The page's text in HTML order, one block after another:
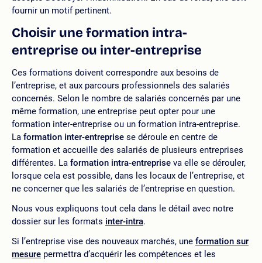
fournir un motif pertinent.
Choisir une formation intra-
entreprise ou inter-entreprise
Ces formations doivent correspondre aux besoins de
l’entreprise, et aux parcours professionnels des salariés
concernés. Selon le nombre de salariés concernés par une
même formation, une entreprise peut opter pour une
formation inter-entreprise ou un formation intra-entreprise.
La formation inter-entreprise se déroule en centre de
formation et accueille des salariés de plusieurs entreprises
différentes. La formation intra-entreprise va elle se dérouler,
lorsque cela est possible, dans les locaux de l’entreprise, et
ne concerner que les salariés de l’entreprise en question.
Nous vous expliquons tout cela dans le détail avec notre
dossier sur les formats inter-intra.
Si l’entreprise vise des nouveaux marchés, une formation sur
mesure permettra d’acquérir les compétences et les